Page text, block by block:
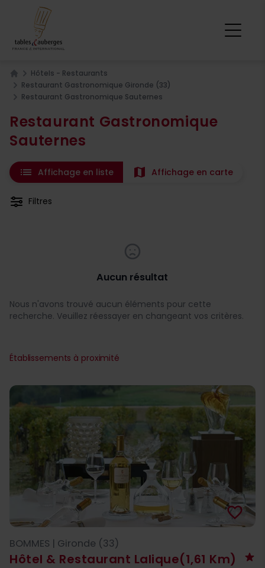
Home
Hôtels - Restaurants
Restaurant Gastronomique Gironde (33)
Restaurant Gastronomique Sauternes
Restaurant Gastronomique
Sauternes
list Affichage en liste map Affichage en carte
Filtres
Aucun résultat
Nous n'avons trouvé aucun éléments pour cette
recherche. Veuillez réessayer en changeant vos critères.
Établissements à proximité
Hôtel & Restaurant Lalique(1,61 Km)
favorite_border
BOMMES | Gironde (33)